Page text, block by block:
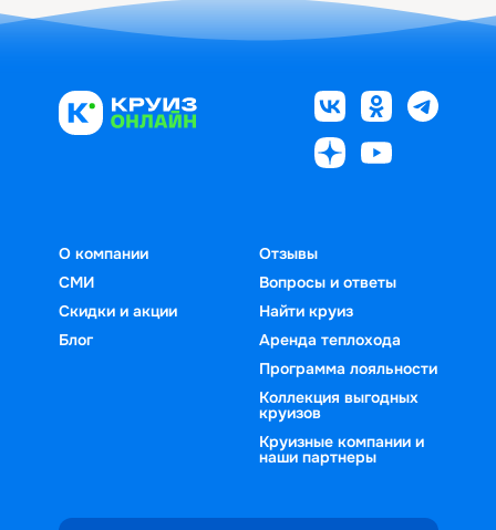
О компании
СМИ
Скидки и акции
Блог
Отзывы
Вопросы и ответы
Найти круиз
Аренда теплохода
Программа лояльности
Коллекция выгодных
круизов
Круизные компании и
наши партнеры